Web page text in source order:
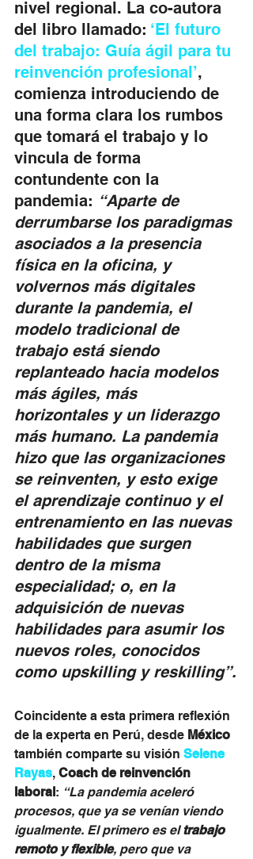
nivel regional. La co-autora
del libro llamado: ‘El futuro
del trabajo: Guía ágil para tu
reinvención profesional’,
comienza introduciendo de
una forma clara los rumbos
que tomará el trabajo y lo
vincula de forma
contundente con la
pandemia: “Aparte de
derrumbarse los paradigmas
asociados a la presencia
física en la oficina, y
volvernos más digitales
durante la pandemia, el
modelo tradicional de
trabajo está siendo
replanteado hacia modelos
más ágiles, más
horizontales y un liderazgo
más humano. La pandemia
hizo que las organizaciones
se reinventen, y esto exige
el aprendizaje continuo y el
entrenamiento en las nuevas
habilidades que surgen
dentro de la misma
especialidad; o, en la
adquisición de nuevas
habilidades para asumir los
nuevos roles, conocidos
como upskilling y reskilling”.
Coincidente a esta primera reflexión
de la experta en Perú, desde México
también comparte su visión Selene
Rayas, Coach de reinvención
laboral: “La pandemia aceleró
procesos, que ya se venían viendo
igualmente. El primero es el trabajo
remoto y flexible, pero que va